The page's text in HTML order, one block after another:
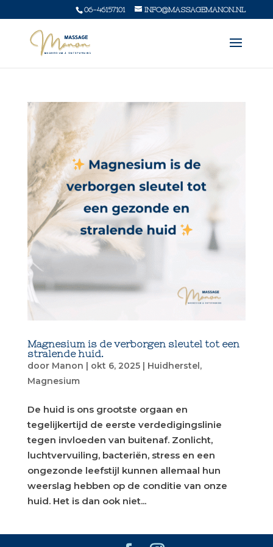
06-46157101 INFO@MASSAGEMANON.NL
Magnesium is de verborgen sleutel tot een
stralende huid.
door Manon okt 6, 2025| Huidherstel ,
Magnesium
De huid is ons grootste orgaan en
tegelijkertijd de eerste verdedigingslinie
tegen invloeden van buitenaf. Zonlicht,
luchtvervuiling, bacteriën, stress en een
ongezonde leefstijl kunnen allemaal hun
weerslag hebben op de conditie van onze
huid. Het is dan ook niet...